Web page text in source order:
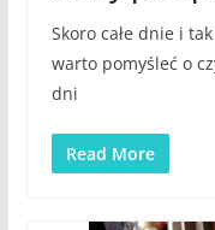
Skoro całe dnie i
warto pomyśleć o
dni
Read More